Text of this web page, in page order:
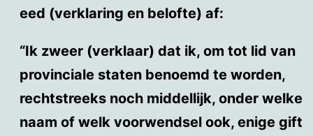
eed (verklaring en belofte) af:
“Ik zweer (verklaar) dat ik, om tot lid van
provinciale staten benoemd te worden,
rechtstreeks noch middellijk, onder welke
naam of welk voorwendsel ook, enige gift